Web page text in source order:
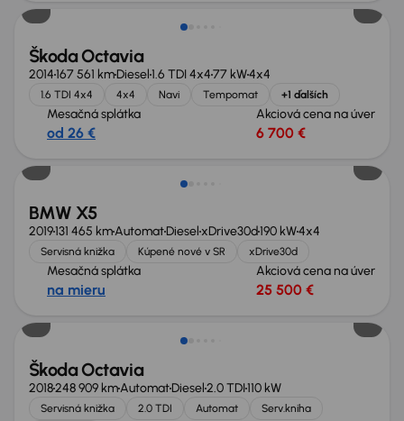
Škoda Octavia
2014167 561 kmDiesel1.6 TDI 4x477 kW4x4
1.6 TDI 4x4 4x4 Navi Tempomat +1 ďalších
Mesačná splátka
od 26 €
Akciová cena na úver
6 700 €
Zlacnené o 4 100 €
BMW X5
2019131 465 kmAutomatDiesel xDrive30d190 kW4x4
Servisná knižka Kúpené nové v SR xDrive30d
Mesačná splátka
na mieru
Akciová cena na úver
25 500 €
Škoda Octavia
2018248 909 kmAutomatDiesel2.0 TDI110 kW
Servisná knižka 2.0 TDI Automat
Serv.kniha